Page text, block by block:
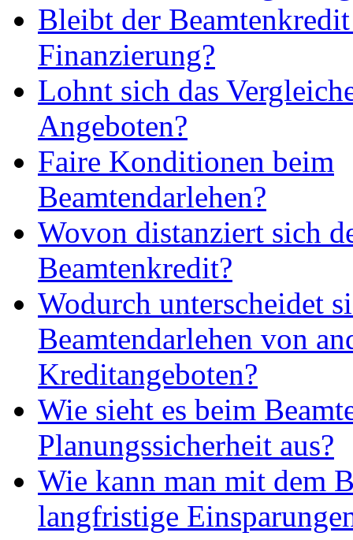
Bleibt der
Finanzierung?
Lohnt sich das
Angeboten?
Faire Konditionen beim
Beamtendarlehen?
Wovon distanziert sich
Beamtenkredit?
Wodurch unterscheidet
Beamtendarlehen von
Kreditangeboten?
Wie sieht es beim
Planungssicherheit aus?
Wie kann man mit dem
langfristige